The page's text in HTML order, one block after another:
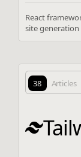
React
site
38 Articles